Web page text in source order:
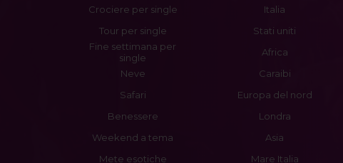
Crociere per single
Tour per single
Fine settimana per
single
Neve
Safari
Benessere
Weekend a tema
Mete esotiche
Italia
Stati uniti
Africa
Caraibi
Europa del nord
Londra
Asia
Mare Italia